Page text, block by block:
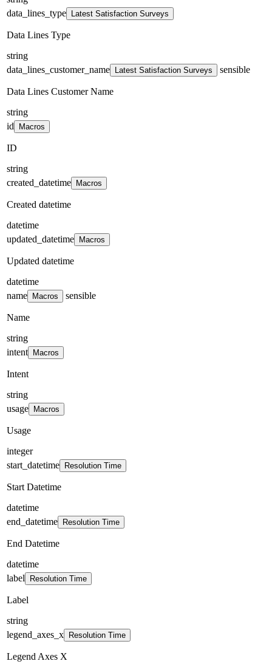
data_lines_type
Latest Satisfaction Surveys
Data Lines Type
string
data_lines_customer_name
Latest Satisfaction Surveys sensible
Data Lines Customer Name
string
id
Macros
ID
string
created_datetime
Macros
Created datetime
datetime
updated_datetime
Macros
Updated datetime
datetime
name
Macros sensible
Name
string
intent
Macros
Intent
string
usage
Macros
Usage
integer
start_datetime
Resolution Time
Start Datetime
datetime
end_datetime
Resolution Time
End Datetime
datetime
label
Resolution Time
Label
string
legend_axes_x
Resolution Time
Legend Axes X